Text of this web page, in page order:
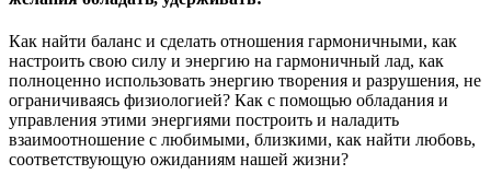
Как найти баланс и сделать отношения гармоничными, как
настроить свою силу и энергию на гармоничный лад, как
полноценно использовать энергию творения и разрушения, не
ограничиваясь физиологией? Как с помощью обладания и
управления этими энергиями построить и наладить
взаимоотношение с любимыми, близкими, как найти любовь,
соответствующую ожиданиям нашей жизни?